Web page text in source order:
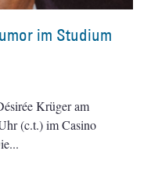
im Studium
Krüger am
(c.t.) im Casino